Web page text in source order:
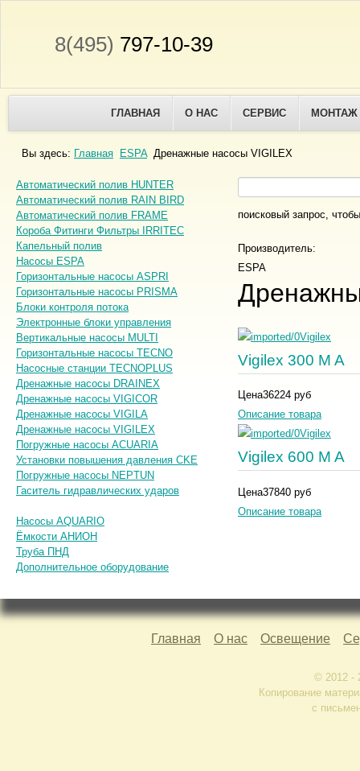
8(495) 797-10-39
ГЛАВНАЯ О НАС СЕРВИС МОНТАЖ
Вы здесь: Главная ESPA Дренажные насосы VIGILEX
Автоматический полив HUNTER
Автоматический полив RAIN BIRD
Автоматический полив FRAME
Короба Фитинги Фильтры IRRITEC
Капельный полив
Насосы ESPA
Горизонтальные насосы ASPRI
Горизонтальные насосы PRISMA
Блоки контроля потока
Электронные блоки управления
Вертикальные насосы MULTI
Горизонтальные насосы TECNO
Насосные станции TECNOPLUS
Дренажные насосы DRAINEX
Дренажные насосы VIGICOR
Дренажные насосы VIGILA
Дренажные насосы VIGILEX
Погружные насосы AСUARIA
Установки повышения давления CKE
Погружные насосы NEPTUN
Гаситель гидравлических ударов
Насосы AQUARIO
Ёмкости АНИОН
Труба ПНД
Дополнительное оборудование
поисковый запрос,
Производитель:
ESPA
Vigilex 300 M A
Цена36224 руб
Описание товара
Vigilex 600 M A
Цена37840 руб
Описание товара
Главная О нас Освещение
© 2012 -
Копирование
с